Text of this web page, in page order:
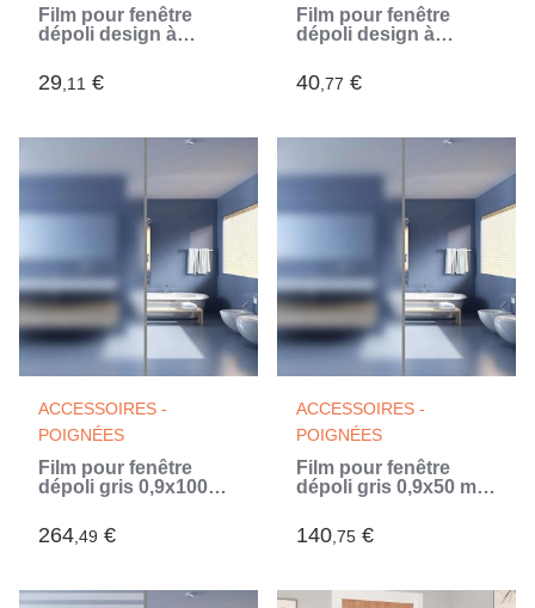
Film pour fenêtre
dépoli design à
(Blanc)
29,11 €
Film pour fenêtre
dépoli design à
(Blanc)
40,77 €
ACCESSOIRES -
POIGNÉES
Film pour fenêtre
dépoli gris 0,9x100m
264,49 €
ACCESSOIRES -
POIGNÉES
Film pour fenêtre
dépoli gris 0,9x50 m
140,75 €